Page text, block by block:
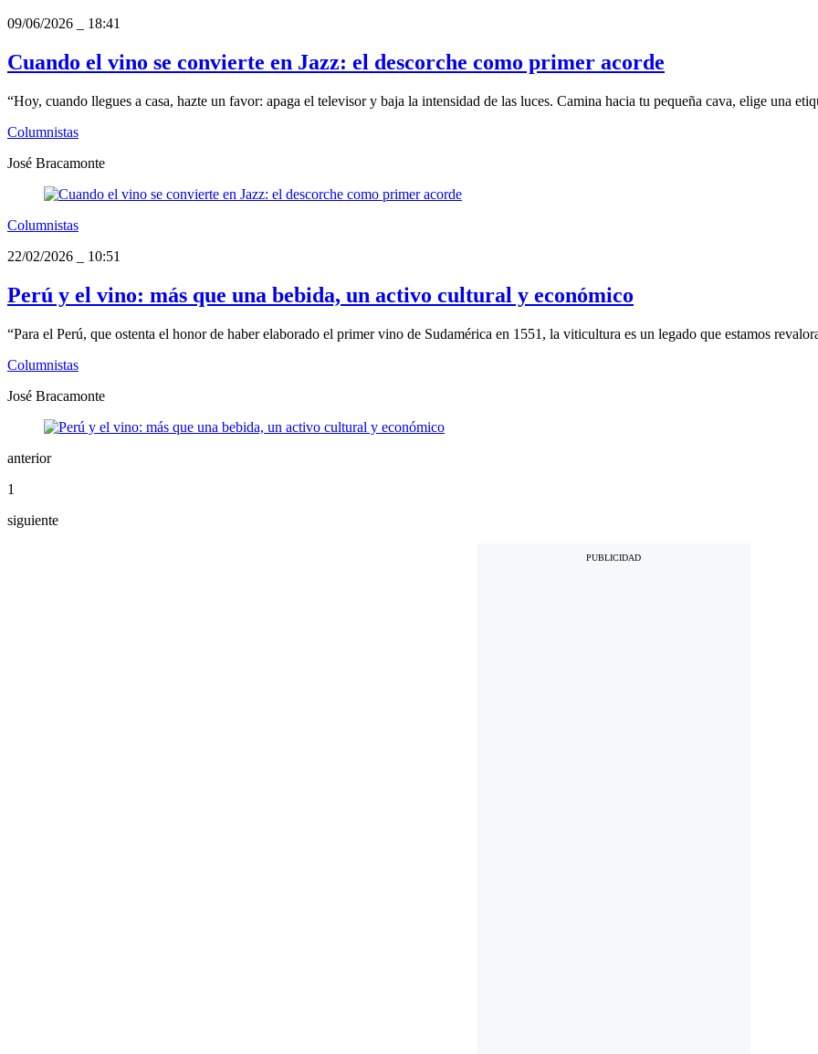
09/06/2026
18:41
Cuando el vino se convierte en Jazz: el descorche como primer acorde
“Hoy, cuando llegues a casa, hazte un favor: apaga el televisor y baja la intensidad de las luces. Camina hacia tu pequeña cava, elige una
Columnistas
José Bracamonte
Columnistas
22/02/2026
10:51
Perú y el vino: más que una bebida, un activo cultural y económico
“Para el Perú, que ostenta el honor de haber elaborado el primer vino de Sudamérica en 1551, la viticultura es un legado que estamos
Columnistas
José Bracamonte
anterior
1
siguiente